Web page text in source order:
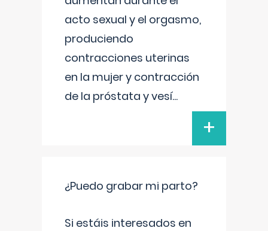
acto sexual y el orgasmo,
produciendo
contracciones uterinas
en la mujer y contracción
de la próstata y vesí...
+
¿Puedo grabar mi parto?
Si estáis interesados en